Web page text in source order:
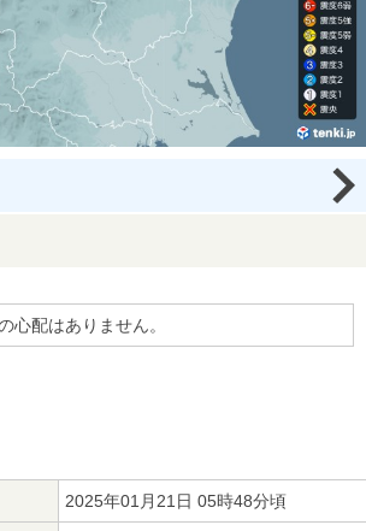
心配はありません。
2025年01月21日 05時48分頃